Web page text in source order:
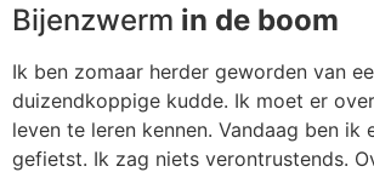
Bijenzwerm in de boom
Ik ben zomaar herder geworden van
duizendkoppige kudde. Ik moet er
leven te leren kennen. Vandaag ben ik
gefietst. Ik zag niets verontrustends.